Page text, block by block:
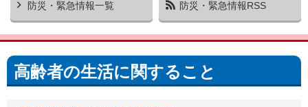
防災・緊急情報一覧 防災・緊急情報RSS
高齢者の生活に関すること